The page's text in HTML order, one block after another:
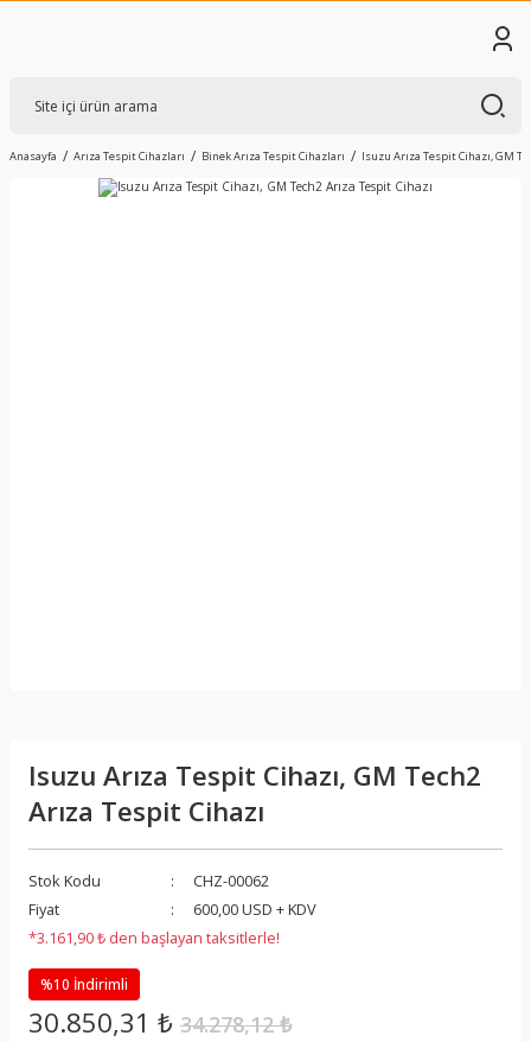
Anasayfa Arıza Tespit Cihazları Binek Arıza Tespit Cihazları Isuzu Arıza Tespit Cihazı, GM
Isuzu Arıza Tespit Cihazı, GM Tech2
Arıza Tespit Cihazı
Stok Kodu
CHZ-00062
Fiyat
600,00 USD + KDV
*3.161,90 ₺ den başlayan taksitlerle!
%10 İndirimli
30.850,31 ₺ 34.278,12 ₺